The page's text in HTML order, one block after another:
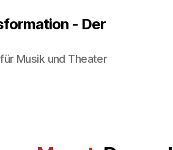
- Der
Musik und Theater